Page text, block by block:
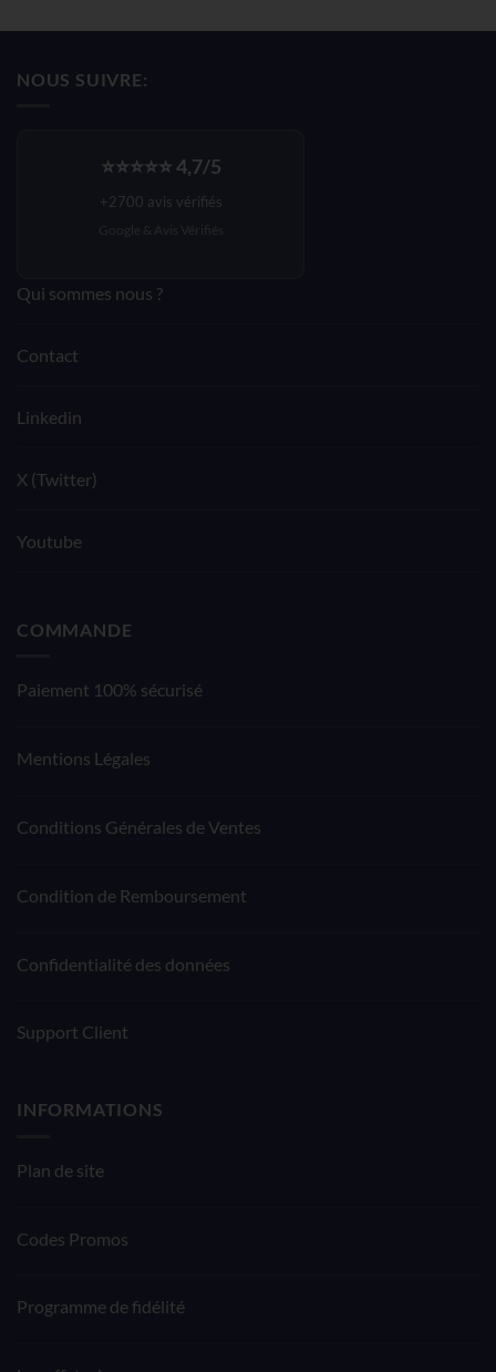
initial actuel
NOUS SUIVRE:
⭐⭐⭐⭐⭐ 4,7/5
+2700 avis vérifiés
Qui sommes nous ?
Contact
Linkedin
X (Twitter)
Youtube
COMMANDE
Paiement 100% sécurisé
Mentions Légales
Conditions Générales de Ventes
Condition de Remboursement
Confidentialité des données
Support Client
INFORMATIONS
Plan de site
Codes Promos
Programme de fidélité